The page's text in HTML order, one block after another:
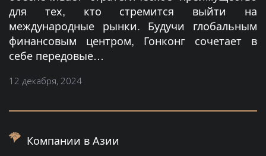
для тех, кто стремится выйти на
международные рынки. Будучи глобальным
финансовым центром, Гонконг сочетает в
себе передовые…
12 декабря, 2024
Компании в Азии